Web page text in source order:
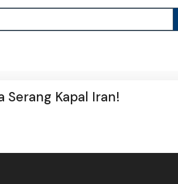
Serang Kapal Iran!